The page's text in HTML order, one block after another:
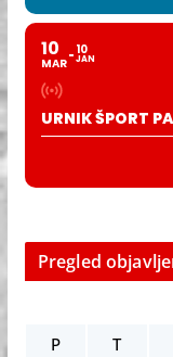
10
MAR
10
JAN
URNIK ŠPORT
Pregled
P
T